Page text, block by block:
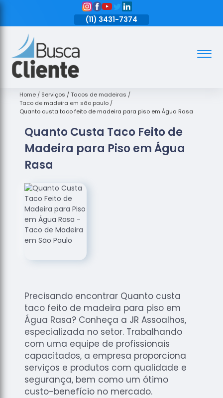
(11) 3431-7374
Assoalhos
de Madeira
Decks de
Empresas
de
de Madeira
Loja de
Assoalhos
Raspagem
Assoalhos
de Tacos
de
Madeiras
Raspagens
de Pisos
Tacos de
Madeiras
Home Serviços
Tacos de madeiras
Taco de madeira em são paulo
Quanto custa taco feito de madeira para piso em Água Rasa
Quanto Custa Taco Feito de
Madeira para Piso em Água
Rasa
Precisando encontrar Quanto custa
taco feito de madeira para piso em
Água Rasa? Conheça a JR Assoalhos,
especializada no setor. Trabalhando
com uma equipe de profissionais
capacitados, a empresa proporciona
serviços e produtos com qualidade e
segurança, bem como um ótimo
custo-benefício no mercado.